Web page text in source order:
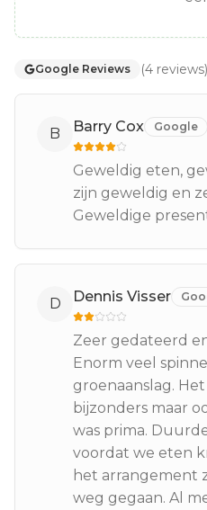
Google Reviews (4 reviews)
B Barry Cox Google
Geweldig eten,
zijn geweldig en
Geweldige
D Dennis Visser
Zeer gedateerd
Enorm veel
groenaanslag.
bijzonders maar
was prima.
voordat we eten
het arrangement
weg gegaan. Al